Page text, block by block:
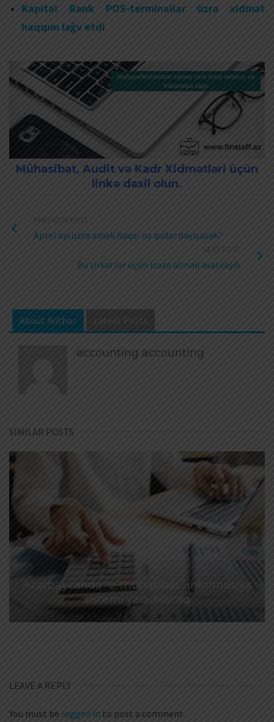
Kapital Bank POS-terminallar üzrə xidmət
haqqını ləğv etdi
Mühasibat, Audit və Kadr Xidmətləri üçün
linkə daxil olun.
PREVIOUS POST
Aprel ayı üzrə əmək haqqı nə qədər dəyişəcək?
NEXT POST
Bu şirkətlər üçün icazə almaq asanlaşdı
About Author Latest Posts
accounting accounting
SIMILAR POSTS
Azərbaycanda “e-mühasibat” informasiya
sistemi yaradılacaq
LEAVE A REPLY
You must be logged in to post a comment.